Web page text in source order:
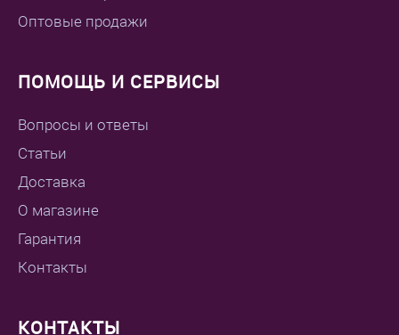
Оптовые продажи
ПОМОЩЬ И СЕРВИСЫ
Вопросы и ответы
Статьи
Доставка
О магазине
Гарантия
Контакты
КОНТАКТЫ